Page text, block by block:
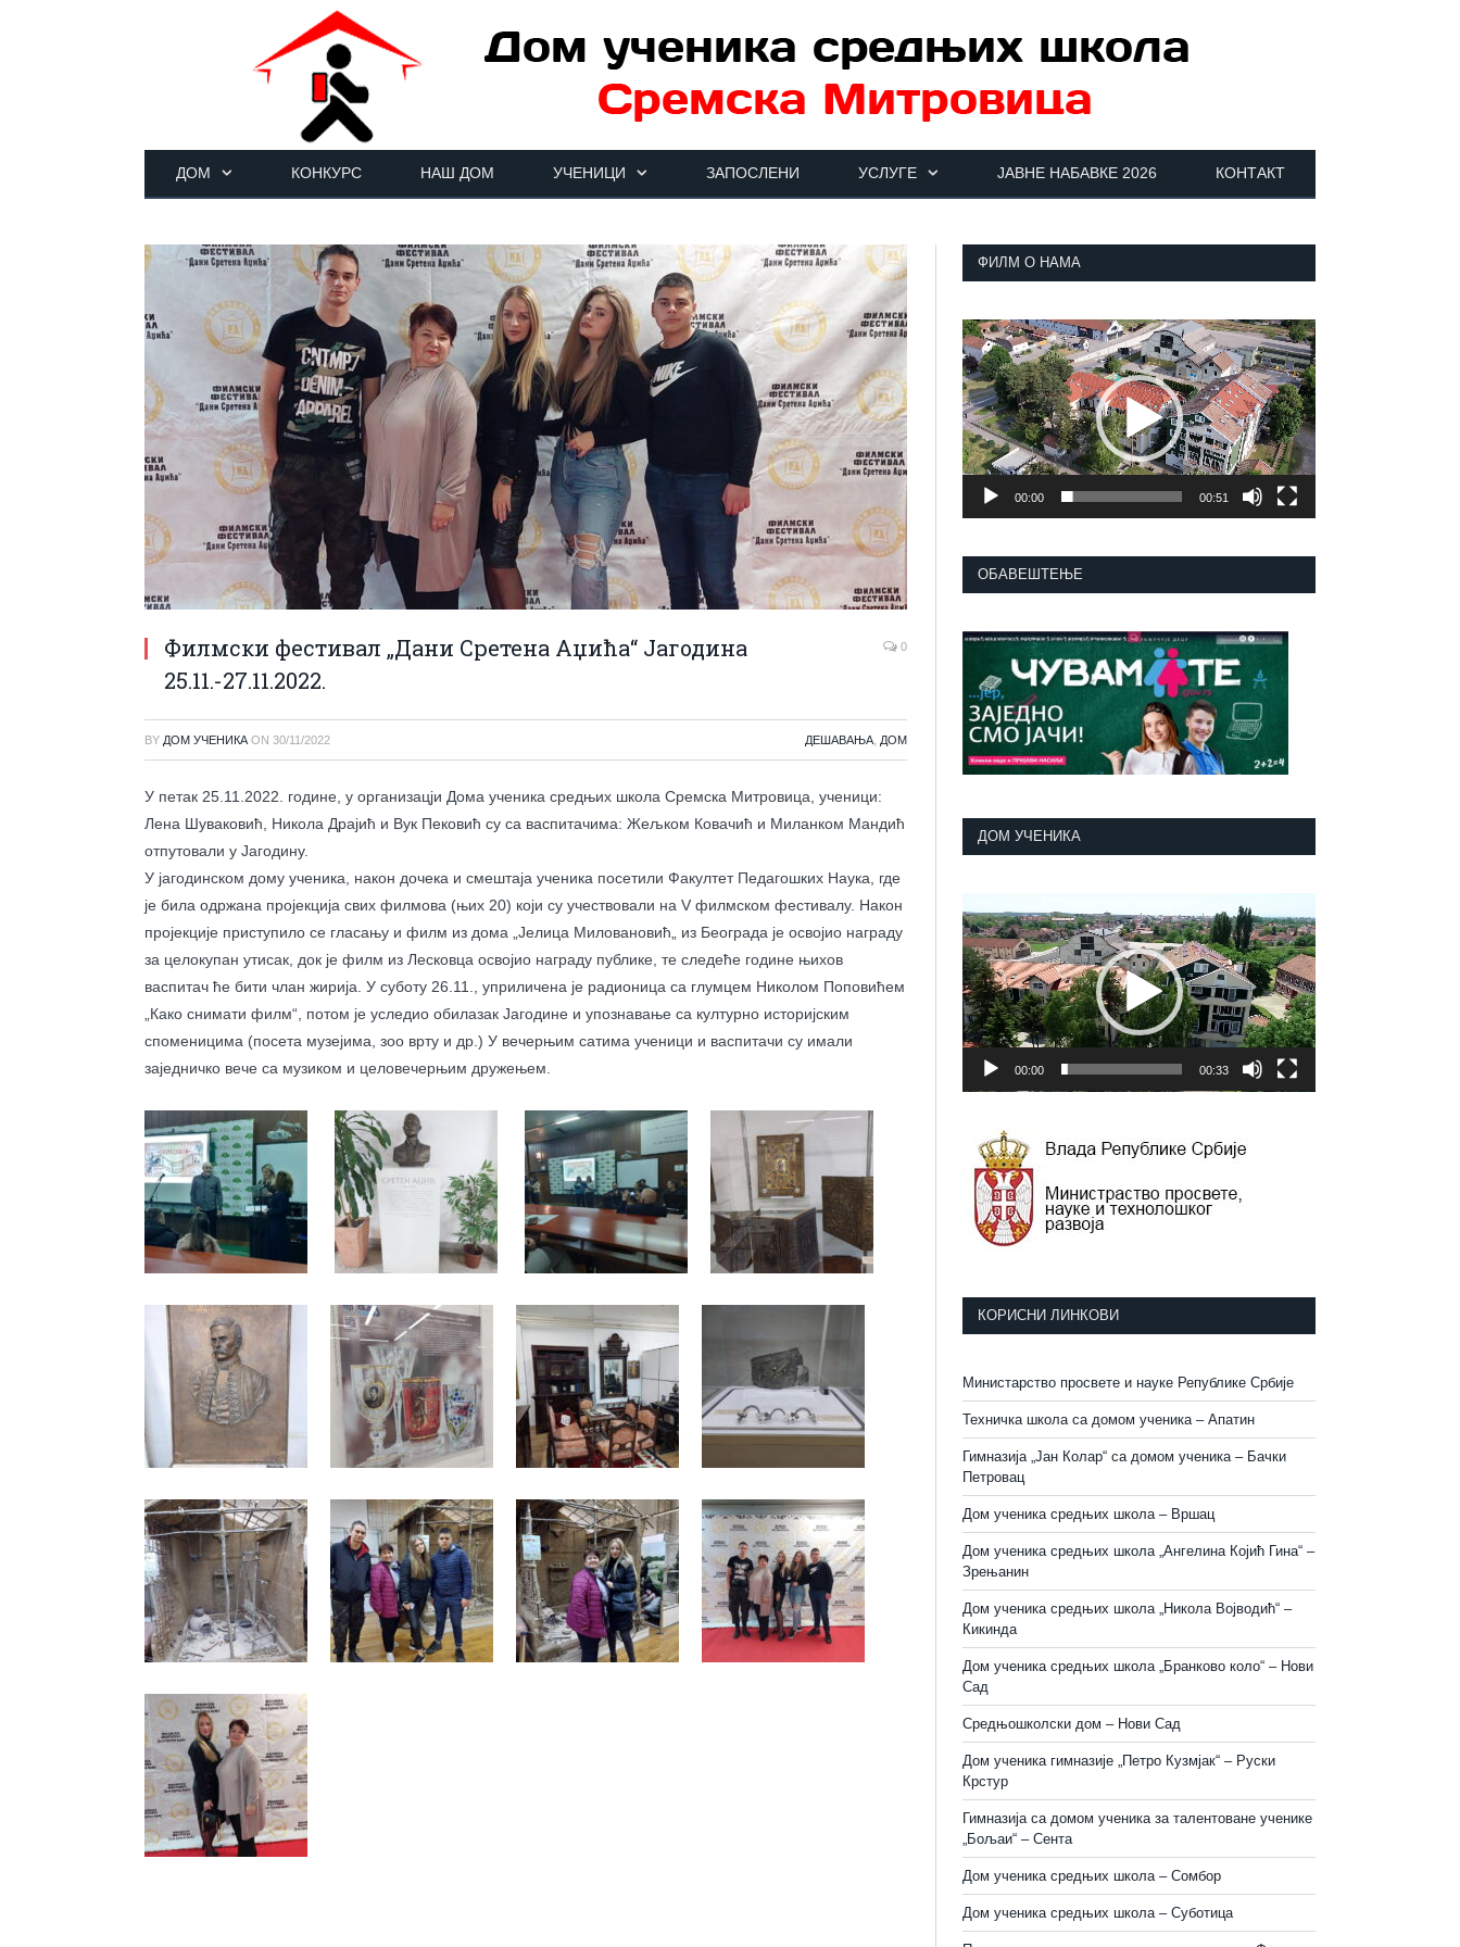
ДОМ КОНКУРС НАШ ДОМ УЧЕНИЦИ ЗАПОСЛЕНИ УСЛУГЕ ЈАВНЕ НАБАВКЕ 2026 КОНТАКТ
Филмски фестивал „Дани Сретена Аџића“ Јагодина
25.11.-27.11.2022.
0
BY ДОМ УЧЕНИКА ON 30/11/2022 ДЕШАВАЊА ДОМ
У петак 25.11.2022. године, у организацји Дома ученика средњих школа Сремска Митровица, ученици:
Лена Шуваковић, Никола Драјић и Вук Пековић су са васпитачима: Жељком Ковачић и Миланком Мандић
отпутовали у Јагодину.
У јагодинском дому ученика, након дочека и смештаја ученика посетили Факултет Педагошких Наука, где
је била одржана пројекција свих филмова (њих 20) који су учествовали на V филмском фестивалу. Након
пројекције приступило се гласању и филм из дома „Јелица Миловановић„ из Београда је освојио награду
за целокупан утисак, док је филм из Лесковца освојио награду публике, те следеће године њихов
васпитач ће бити члан жирија. У суботу 26.11., уприличена је радионица са глумцем Николом Поповићем
„Како снимати филм“, потом је уследио обилазак Јагодине и упознавање са културно историјским
споменицима (посета музејима, зоо врту и др.) У вечерњим сатима ученици и васпитачи су имали
заједничко вече са музиком и целовечерњим дружењем.
ФИЛМ О НАМА
Прегледач
видео
записа
00:00 00:51
ОБАВЕШТЕЊЕ
ДОМ УЧЕНИКА
видео
записа
00:00 00:33
КОРИСНИ ЛИНКОВИ
Министарство просвете и науке Републике Србије
Техничка школа са домом ученика – Апатин
Гимназија „Јан Колар“ са домом ученика – Бачки
Петровац
Дом ученика средњих школа – Вршац
Дом ученика средњих школа „Ангелина Којић Гина“ –
Зрењанин
Дом ученика средњих школа „Никола Војводић“ –
Кикинда
Дом ученика средњих школа „Бранково коло“ – Нови
Сад
Средњошколски дом – Нови Сад
Дом ученика гимназије „Петро Кузмјак“ – Руски
Крстур
Гимназија са домом ученика за талентоване ученике
„Бољаи“ – Сента
Дом ученика средњих школа – Сомбор
Дом ученика средњих школа – Суботица